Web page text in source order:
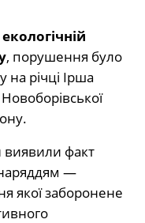
, порушення було
на річці Ірша
виявили факт
—
якої заборонене